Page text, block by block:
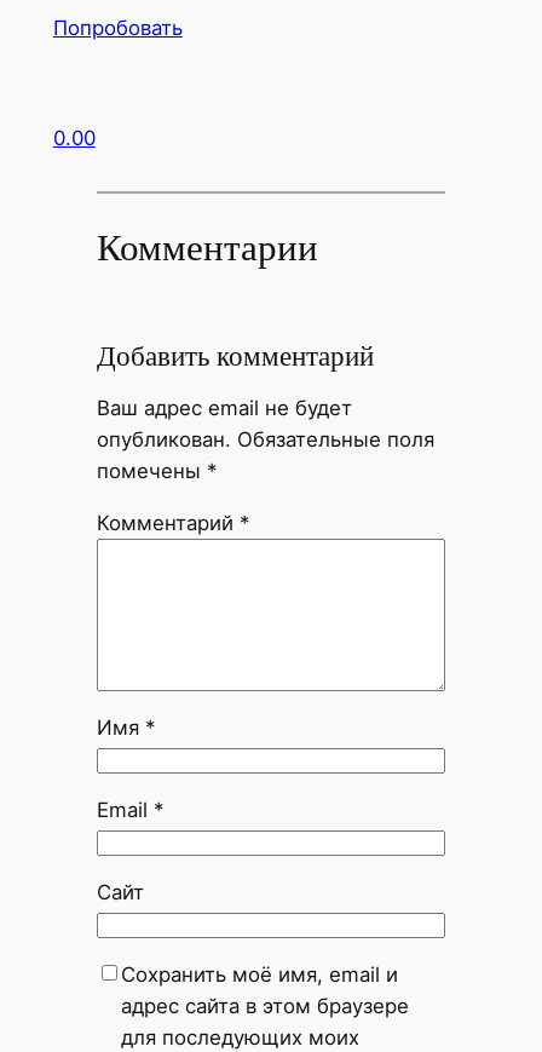
Попробовать
0.00
Комментарии
Добавить комментарий
Ваш адрес email не будет
опубликован. Обязательные поля
помечены *
Комментарий *
Имя *
Email *
Сайт
Сохранить моё имя, email и
адрес сайта в этом браузере
для последующих моих